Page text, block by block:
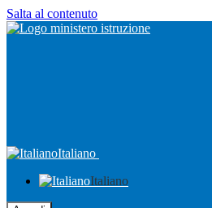
Salta al contenuto
Italiano
Italiano